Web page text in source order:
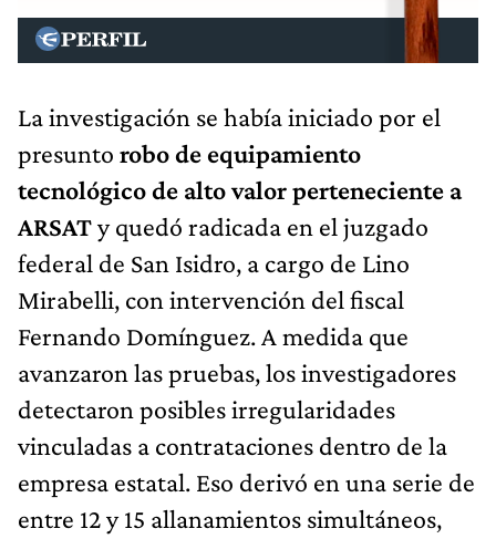
La investigación se había iniciado por el
presunto robo de equipamiento
tecnológico de alto valor perteneciente a
ARSATy quedó radicada en el juzgado
federal de San Isidro, a cargo de Lino
Mirabelli, con intervención del fiscal
Fernando Domínguez. A medida que
avanzaron las pruebas, los investigadores
detectaron posibles irregularidades
vinculadas a contrataciones dentro de la
empresa estatal. Eso derivó en una serie de
entre 12 y 15 allanamientos simultáneos,